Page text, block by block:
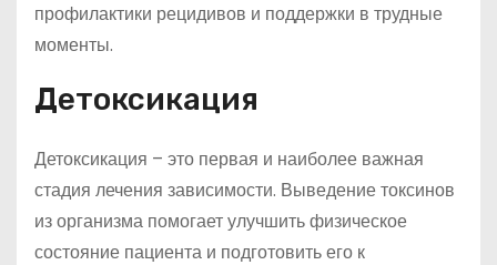
профилактики рецидивов и поддержки в трудные
моменты.
Детоксикация
Детоксикация – это первая и наиболее важная
стадия лечения зависимости. Выведение токсинов
из организма помогает улучшить физическое
состояние пациента и подготовить его к